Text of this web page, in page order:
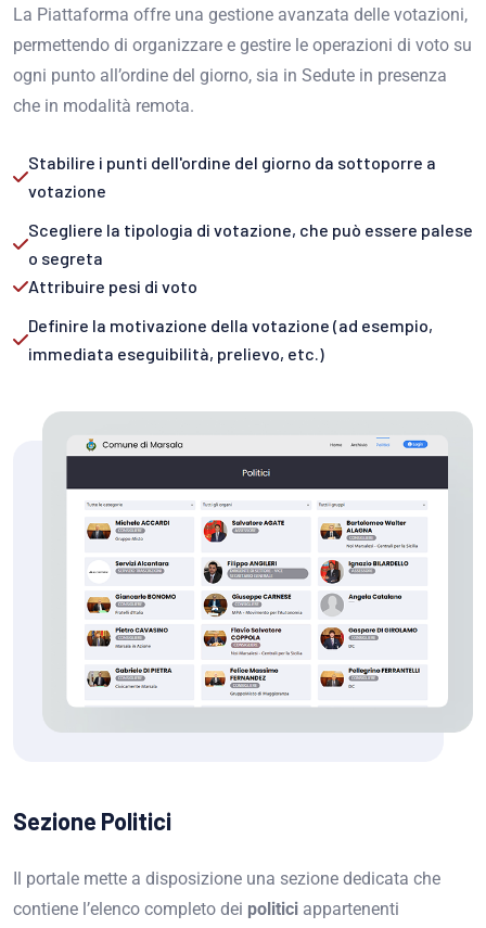
La Piattaforma offre una gestione avanzata delle votazioni,
permettendo di organizzare e gestire le operazioni di voto su
ogni punto all’ordine del giorno, sia in Sedute in presenza
che in modalità remota.
Stabilire i punti dell'ordine del giorno da sottoporre a
votazione
Scegliere la tipologia di votazione, che può essere palese
o segreta
Attribuire pesi di voto
Definire la motivazione della votazione (ad esempio,
immediata eseguibilità, prelievo, etc.)
Sezione Politici
Il portale mette a disposizione una sezione dedicata che
contiene l’elenco completo dei politici appartenenti